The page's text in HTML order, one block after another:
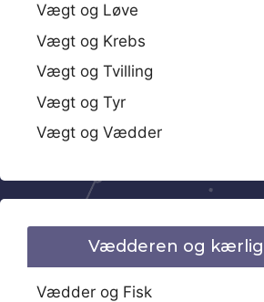
Vægt og Løve
Vægt og Krebs
Vægt og Tvilling
Vægt og Tyr
Vægt og Vædder
Vædderen og
Vædder og Fisk